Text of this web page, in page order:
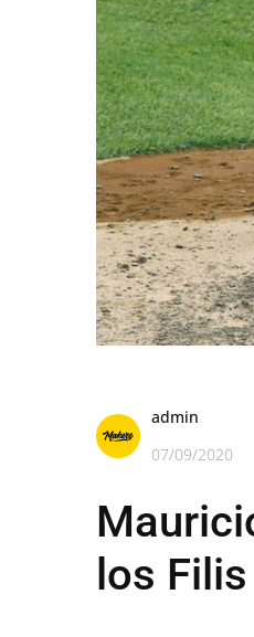
admin
07/09/2020
los Filis